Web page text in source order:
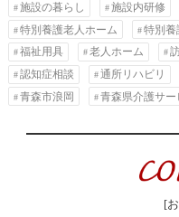
施設の暮らし
施設内研修
特別養護老人ホーム
特別養
福祉用具
老人ホーム
認知症相談
通所リハビリ
青森市浪岡
青森県介護サ
[